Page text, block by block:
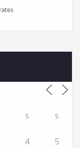
S S
4 5